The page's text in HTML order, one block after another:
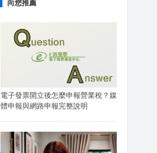
向您推薦
電子發票開立後怎麼申報營業稅？媒
體申報與網路申報完整說明